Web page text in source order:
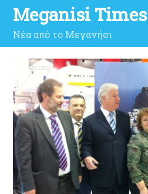
Meganisi Times
Νέα από το Μεγανήσι